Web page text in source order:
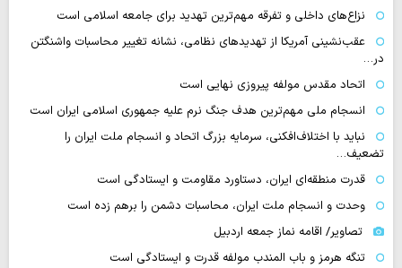
نزاع‌های داخلی و تفرقه مهم‌ترین تهدید برای جامعه اسلامی است
عقب‌نشینی آمریکا از تهدیدهای نظامی، نشانه تغییر محاسبات واشنگتن
در…
اتحاد مقدس مولفه پیروزی نهایی است
انسجام ملی مهم‌ترین هدف جنگ نرم علیه جمهوری اسلامی ایران است
نباید با اختلاف‌افکنی، سرمایه بزرگ اتحاد و انسجام ملت ایران را
تضعیف…
قدرت منطقه‌ای ایران، دستاورد مقاومت و ایستادگی است
وحدت و انسجام ملت ایران، محاسبات دشمن را برهم زده است
تصاویر/ اقامه نماز جمعه اردبیل
تنگه‌ هرمز و باب المندب مولفه قدرت و ایستادگی است